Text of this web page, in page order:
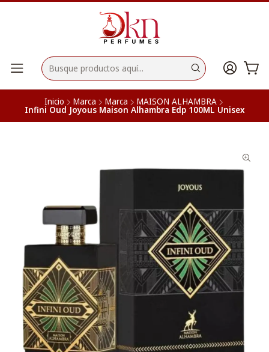
Inicio Marca Marca MAISON ALHAMBRA
Infini Oud Joyous Maison Alhambra Edp 100ML Unisex